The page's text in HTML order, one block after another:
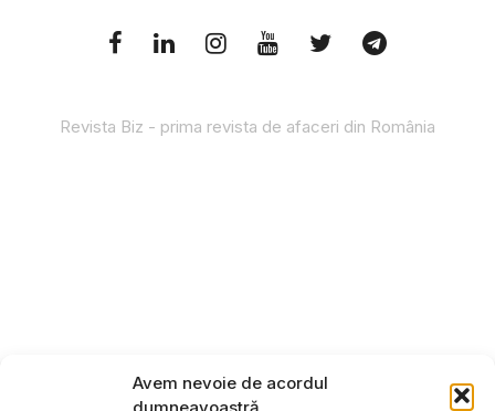
Avem nevoie de acordul
Revista Biz - prima revista de afaceri din România